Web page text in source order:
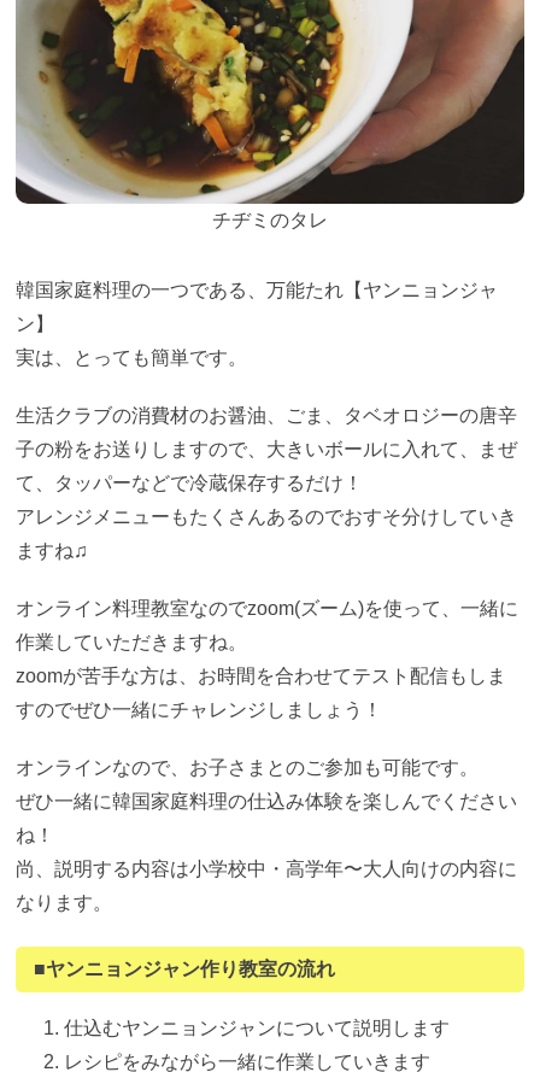
チヂミのタレ
韓国家庭料理の一つである、万能たれ【ヤンニョンジャ
ン】
実は、とっても簡単です。
生活クラブの消費材のお醤油、ごま、タベオロジーの唐辛
子の粉をお送りしますので、大きいボールに入れて、まぜ
て、タッパーなどで冷蔵保存するだけ！
アレンジメニューもたくさんあるのでおすそ分けしていき
ますね♫
オンライン料理教室なのでzoom(ズーム)を使って、一緒に
作業していただきますね。
zoomが苦手な方は、お時間を合わせてテスト配信もしま
すのでぜひ一緒にチャレンジしましょう！
オンラインなので、お子さまとのご参加も可能です。
ぜひ一緒に韓国家庭料理の仕込み体験を楽しんでください
ね！
尚、説明する内容は小学校中・高学年〜大人向けの内容に
なります。
■ヤンニョンジャン作り教室の流れ
仕込むヤンニョンジャンについて説明します
レシピをみながら一緒に作業していきます